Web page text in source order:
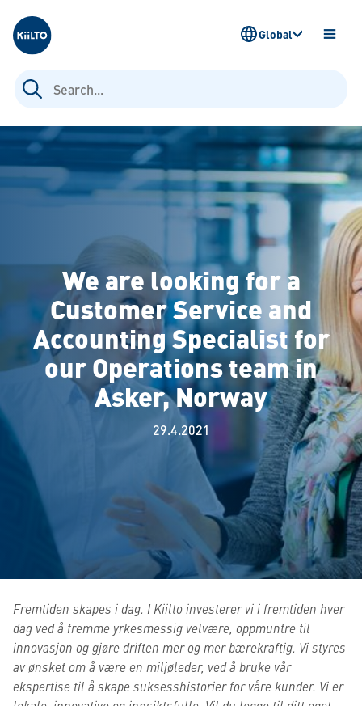
Kiilto
Search
for:
OPEN
Global
We are looking for a
Customer Service and
Accounting Specialist for
our Operations team in
Asker, Norway
29.4.2021
Fremtiden skapes i dag. I Kiilto investerer vi i fremtiden hver
dag ved å fremme yrkesmessig velvære, oppmuntre til
innovasjon og gjøre driften mer og mer bærekraftig. Vi styres
av ønsket om å være en miljøleder, ved å bruke vår
ekspertise til å skape suksesshistorier for våre kunder. Vi er